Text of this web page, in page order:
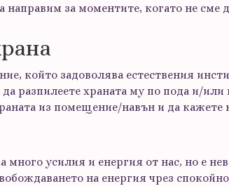
за моментите, когато не сме
който задоволява естествения
разпилеете храната му по пода и/или
из помещение/навън и да кажете
много усилия и енергия от нас, но е
на енергия чрез